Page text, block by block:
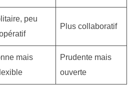
peu
Plus collaboratif
mais
Prudente mais
ouverte